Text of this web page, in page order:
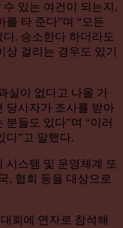
있는 여건이 되는지,
를 타 준다”며 “모든
. 승소한다 하더라도
걸리는 경우도 있기
실이 없다고 나올 가
당사자가 조사를 받아
들도 있다”며 “이러
다”고 말했다.
시스템 및 운영체계 또
, 협회 등을 대상으로
회에 연자로 참석해